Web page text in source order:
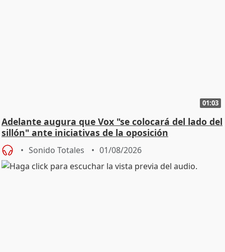
01:03
Adelante augura que Vox "se colocará del lado del
sillón" ante iniciativas de la oposición
Sonido Totales 01/08/2026